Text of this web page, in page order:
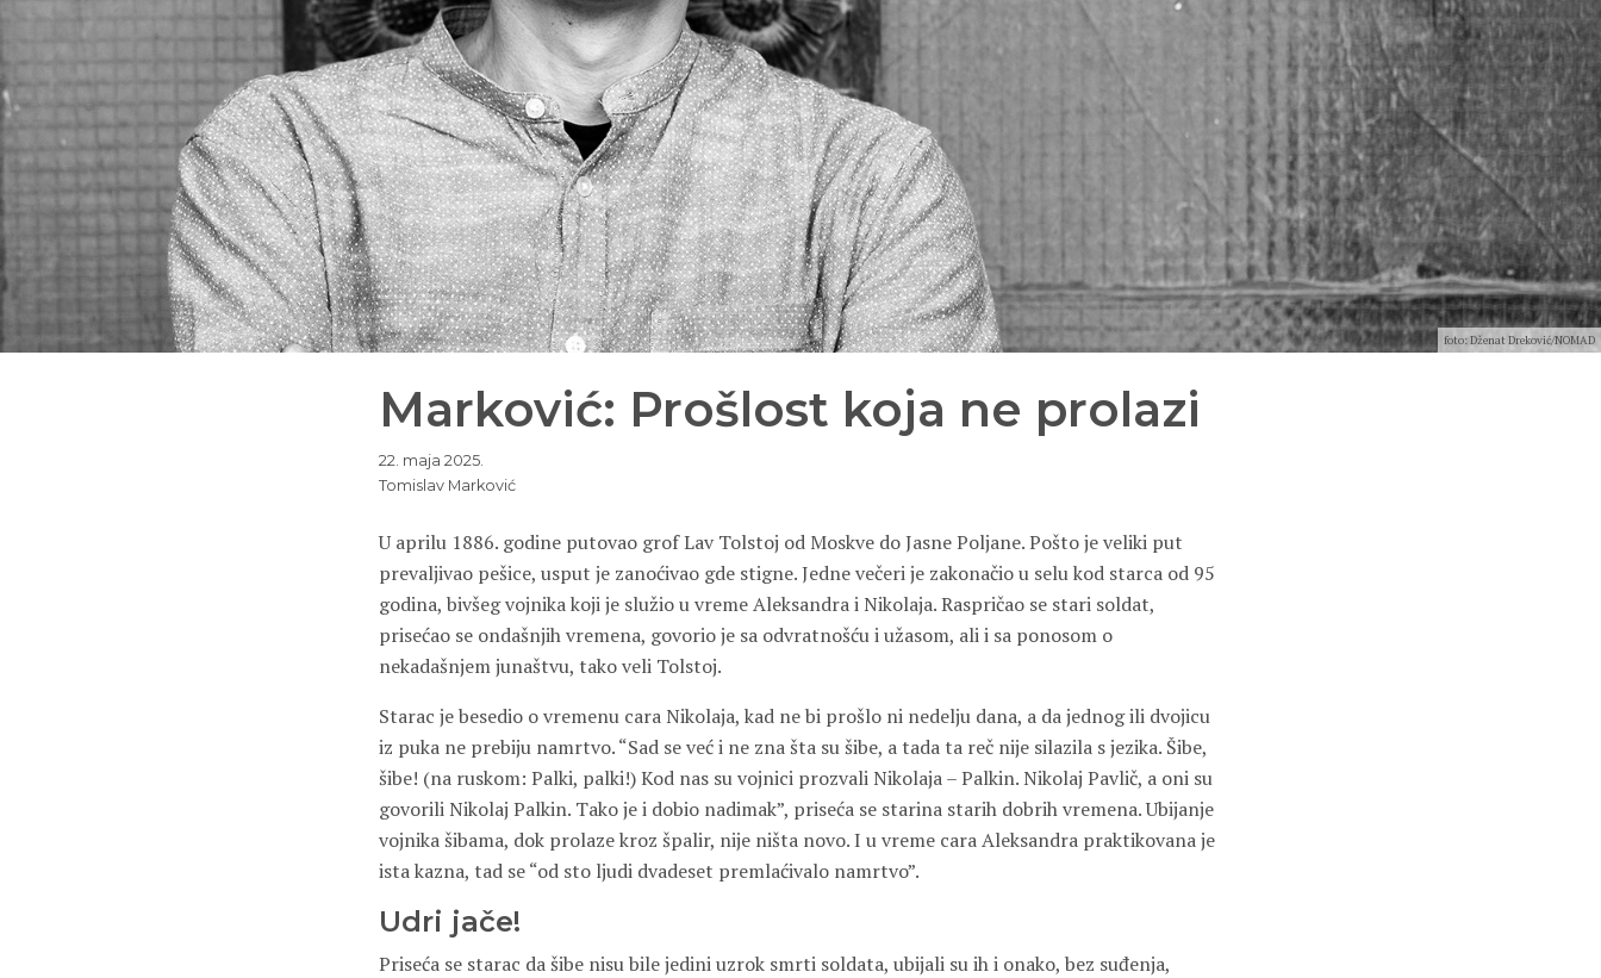
foto: Dženat Dreković/NOMAD
Marković: Prošlost koja ne prolazi
22. maja 2025.
Tomislav Marković
U aprilu 1886. godine putovao grof Lav Tolstoj od Moskve do Jasne Poljane. Pošto je veliki put
prevaljivao pešice, usput je zanoćivao gde stigne. Jedne večeri je zakonačio u selu kod starca od 95
godina, bivšeg vojnika koji je služio u vreme Aleksandra i Nikolaja. Raspričao se stari soldat,
prisećao se ondašnjih vremena, govorio je sa odvratnošću i užasom, ali i sa ponosom o
nekadašnjem junaštvu, tako veli Tolstoj.
Starac je besedio o vremenu cara Nikolaja, kad ne bi prošlo ni nedelju dana, a da jednog ili dvojicu
iz puka ne prebiju namrtvo. “Sad se već i ne zna šta su šibe, a tada ta reč nije silazila s jezika. Šibe,
šibe! (na ruskom: Palki, palki!) Kod nas su vojnici prozvali Nikolaja – Palkin. Nikolaj Pavlič, a oni su
govorili Nikolaj Palkin. Tako je i dobio nadimak”, priseća se starina starih dobrih vremena. Ubijanje
vojnika šibama, dok prolaze kroz špalir, nije ništa novo. I u vreme cara Aleksandra praktikovana je
ista kazna, tad se “od sto ljudi dvadeset premlaćivalo namrtvo”.
Udri jače!
Priseća se starac da šibe nisu bile jedini uzrok smrti soldata, ubijali su ih i onako, bez suđenja,